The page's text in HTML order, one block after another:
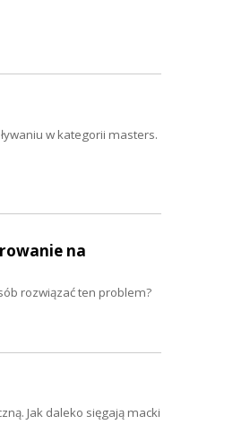
w kategorii masters.
na
rozwiązać ten problem?
Jak daleko sięgają macki